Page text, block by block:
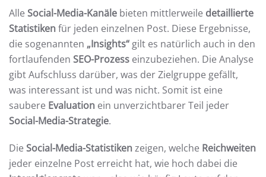
Alle Social-Media-Kanäle bieten mittlerweile detaillierte
Statistikenfür jeden einzelnen Post. Diese Ergebnisse,
die sogenannten „Insights“ gilt es natürlich auch in den
fortlaufenden SEO-Prozess einzubeziehen. Die Analyse
gibt Aufschluss darüber, was der Zielgruppe gefällt,
was interessant ist und was nicht. Somit ist eine
saubere Evaluation ein unverzichtbarer Teil jeder
Social-Media-Strategie.
Die Social-Media-Statistikenzeigen, welche Reichweiten
jeder einzelne Post erreicht hat, wie hoch dabei die